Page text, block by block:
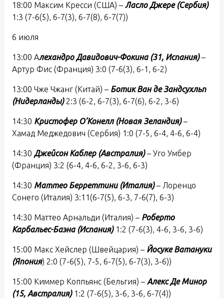
18:00 Максим Кресси (США) – Ласло Джере (Сербия)
1:3 (7-6(5), 6-7(3), 6-7(8), 6-7(7))
6 июля
13:00 Алехандро Давидович-Фокина (31, Испания)–
Артур Фис (Франция) 3:0 (7-6(3), 6-1, 6-2)
13:00 Чже Чжанг (Китай) – Ботик Ван де Зандсухльп
(Нидерланды) 2:3 (6-2, 6-7(3), 6-7(6), 6-2, 3-6)
14:30 Кристофер О’Конелл (Новая Зеландия)–
Хамад Меджедович (Сербия) 1:0 (7-5, 6-4, 4-6, 6-4)
14:30 Джейсон Каблер (Австралия) – Уго Умбер
(Франция) 3:2 (6-4, 4-6, 6-2, 3-6, 6-3)
14:30 Маттео Берреттини (Италия)– Лоренцо
Сонего (Италия) 3:11(6-7(5), 6-3, 7-6(7), 6-3)
14:30 Маттео Арнальди (Италия) – Роберто
Карбальес-Баэна (Испания) 1:2 (7-6(3), 4-6, 3-6, 3-6)
15:00 Макс Хейслер (Швейцария) – Йосуке Ватануки
(Япония) 2:0 (7-6(5), 7-5, 6-7(5), 6-7(3), 3-6))
15:00 Киммер Коппьянс (Бельгия) – Алекс Де Минор
(15, Австралия)1:2 (7-6(5), 3-6, 3-6, 6-7(4))